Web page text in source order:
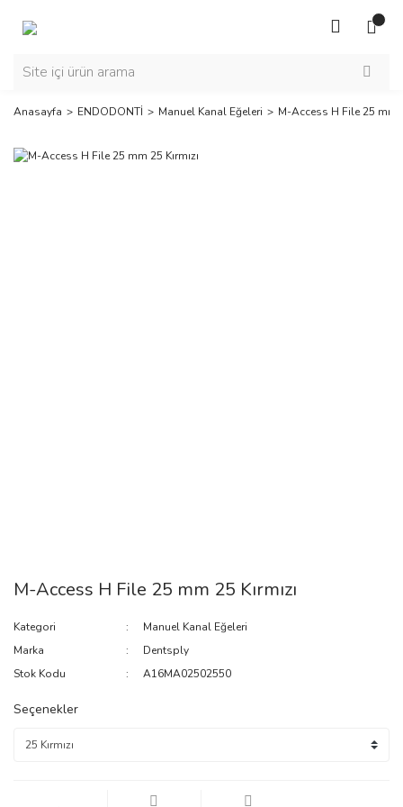
Anasayfa ENDODONTİ Manuel Kanal Eğeleri M-Access H File 25 mm
M-Access H File 25 mm 25 Kırmızı
Kategori
Manuel Kanal Eğeleri
Marka
Dentsply
Stok Kodu
A16MA02502550
Seçenekler